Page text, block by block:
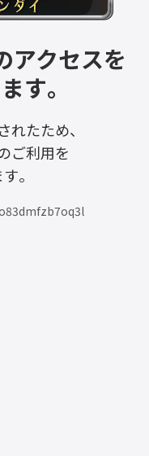
アクセスを
す。
たため、
ご利用を
。